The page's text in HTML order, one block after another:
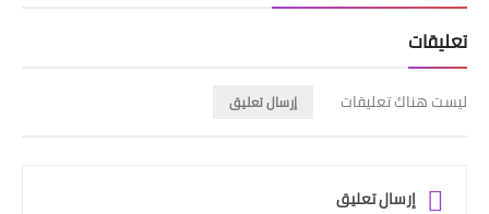
تعليقات
ليست هناك تعليقات إرسال تعليق
إرسال تعليق